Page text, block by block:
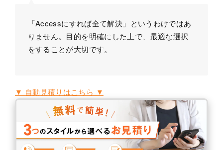
「Accessにすれば全て解決」というわけではあ
りません。目的を明確にした上で、最適な選択
をすることが大切です。
▼ 自動見積りはこちら ▼